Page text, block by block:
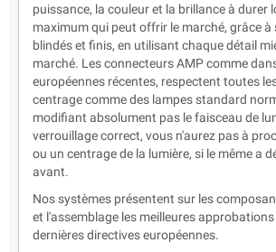
puissance, la couleur et la brillance à durer
maximum qui peut offrir le marché, grâce à
blindés et finis, en utilisant chaque détail
marché. Les connecteurs AMP comme
européennes récentes, respectent toutes
centrage comme des lampes standard
modifiant absolument pas le faisceau de
verrouillage correct, vous n'aurez pas à
ou un centrage de la lumière, si le même a
avant.
Nos systèmes présentent sur les
et l'assemblage les meilleures approbations
dernières directives européennes.